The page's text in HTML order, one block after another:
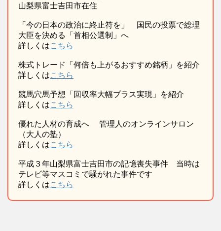
山梨県富士吉田市在住
「今の日本の政治に終止符を」 国民の投票で総理
大臣を決める「首相公選制」へ
詳しくはこちら
株式トレード「何倍も上がるおすすめ銘柄」を紹介
詳しくはこちら
競馬穴馬予想「回収率大幅プラス実現」を紹介
詳しくはこちら
優れた人材の育成へ 管理人のオンラインサロン
（大人の塾）
詳しくはこちら
平成３年山梨県富士吉田市の記憶喪失事件 当時は
テレビ等マスコミで騒がれた事件です
詳しくはこちら